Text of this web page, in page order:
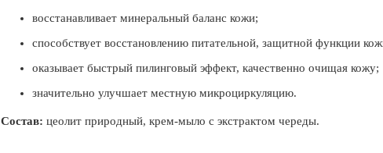
восстанавливает минеральный баланс кожи;
способствует восстановлению питательной, защитной функции
оказывает быстрый пилинговый эффект, качественно очищая кожу;
значительно улучшает местную микроциркуляцию.
Состав: цеолит природный, крем-мыло с экстрактом череды.